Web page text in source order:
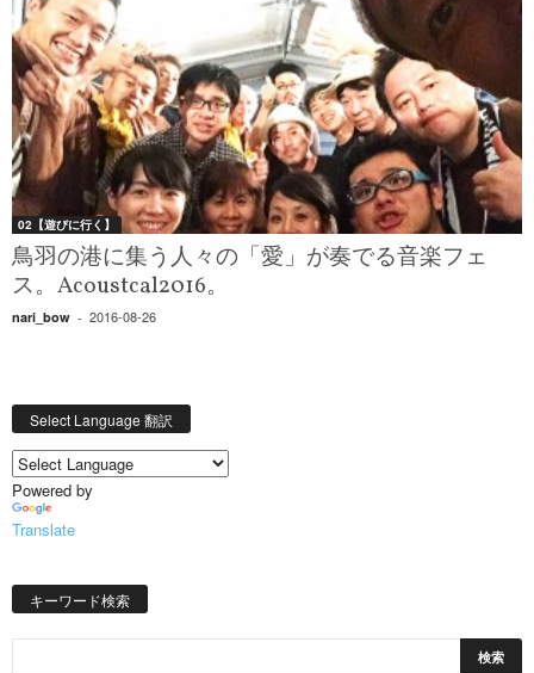
02【遊びに行く】
鳥羽の港に集う人々の「愛」が奏でる音楽フェ
ス。Acoustcal2016。
nari_bow - 2016-08-26
Select Language 翻訳
Powered by
Translate
キーワード検索